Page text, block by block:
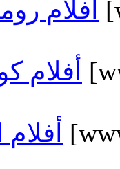
أفلام
أفلام